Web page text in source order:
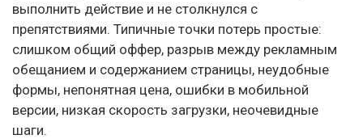
выполнить действие и не столкнулся с
препятствиями. Типичные точки потерь простые:
слишком общий оффер, разрыв между рекламным
обещанием и содержанием страницы, неудобные
формы, непонятная цена, ошибки в мобильной
версии, низкая скорость загрузки, неочевидные
шаги.